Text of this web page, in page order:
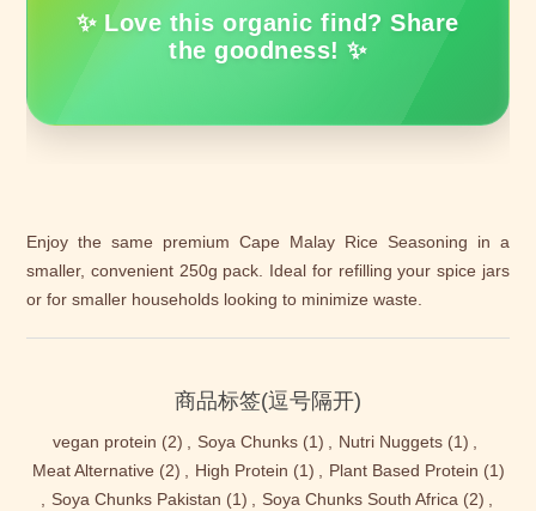
✨ Love this organic find? Share
the goodness! ✨
Enjoy the same premium Cape Malay Rice Seasoning in a
smaller, convenient 250g pack. Ideal for refilling your spice jars
or for smaller households looking to minimize waste.
商品标签(逗号隔开)
vegan protein (2) Soya Chunks (1) Nutri Nuggets (1)
Meat Alternative (2) High Protein (1) Plant Based Protein (1)
Soya Chunks Pakistan (1) Soya Chunks South Africa (2)